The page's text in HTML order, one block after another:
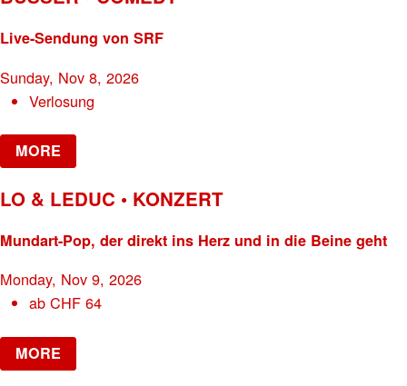
Live-Sendung von SRF
Sunday, Nov 8, 2026
Verlosung
MORE
LO & LEDUC • KONZERT
Mundart-Pop, der direkt ins Herz und in die Beine geht
Monday, Nov 9, 2026
abCHF 64
MORE